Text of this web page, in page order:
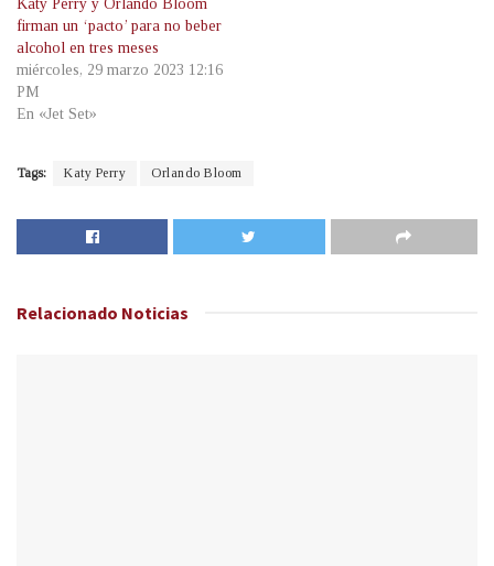
Katy Perry y Orlando Bloom
firman un ‘pacto’ para no beber
alcohol en tres meses
miércoles, 29 marzo 2023 12:16
PM
En «Jet Set»
Tags: Katy Perry Orlando Bloom
Relacionado Noticias